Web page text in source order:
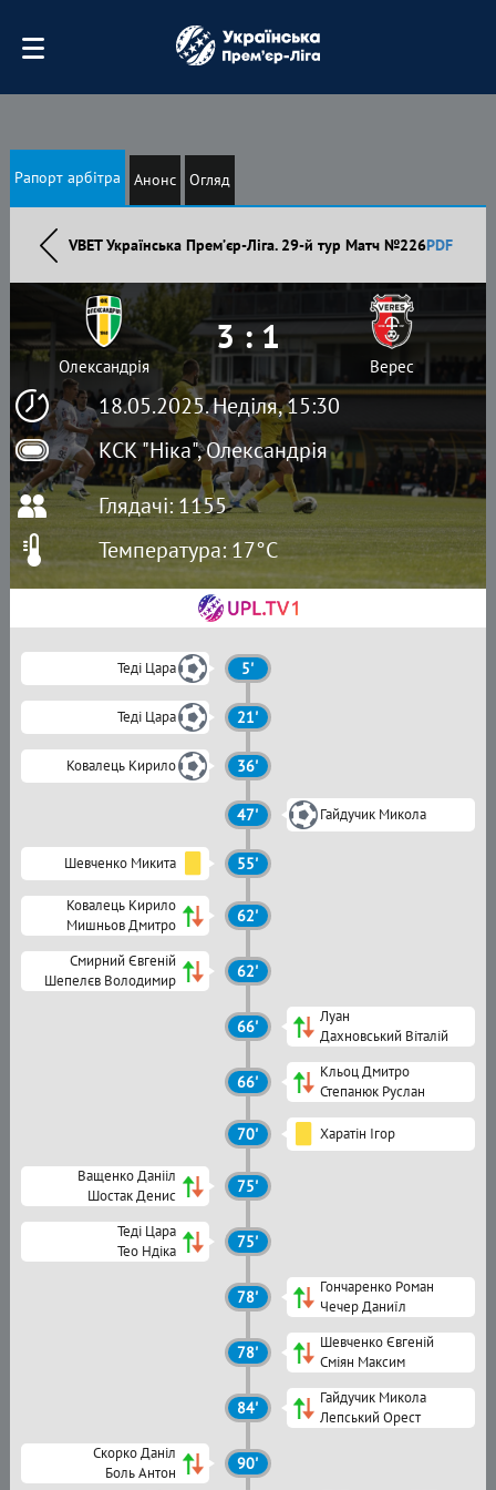
Рапорт арбітра Анонс Огляд
VBET Українська Премʼєр-Ліга. 29-й тур Матч №226PDF
18.05.2025. Неділя, 15:30
КСК "Ніка", Олександрія
Олександрія
3 : 1
Верес
Глядачі: 1155
Температура: 17°C
Теді Цара 5'
Теді Цара 21'
Ковалець Кирило 36'
47' Гайдучик Микола
Шевченко Микита 55'
Ковалець Кирило
Мишньов Дмитро
62'
Смирний Євгеній
Шепелєв Володимир
62'
66'
Луан
Дахновський Віталій
66'
Кльоц Дмитро
Степанюк Руслан
70' Харатін Ігор
Ващенко Данііл
Шостак Денис
75'
Теді Цара
Тео Ндіка
75'
78'
Гончаренко Роман
Чечер Даниїл
78'
Шевченко Євгеній
Сміян Максим
84'
Гайдучик Микола
Лепський Орест
Скорко Даніл
Боль Антон
90'